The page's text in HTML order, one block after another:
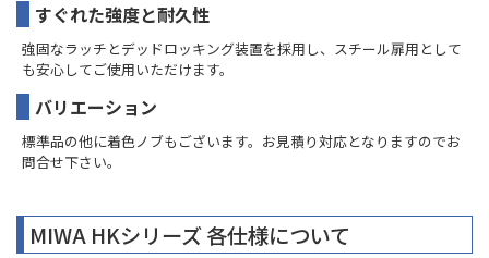
すぐれた強度と耐久性
強固なラッチとデッドロッキング装置を採用し、スチール扉用として
も安心してご使用いただけます。
バリエーション
標準品の他に着色ノブもございます。お見積り対応となりますのでお
問合せ下さい。
MIWA HKシリーズ 各仕様について